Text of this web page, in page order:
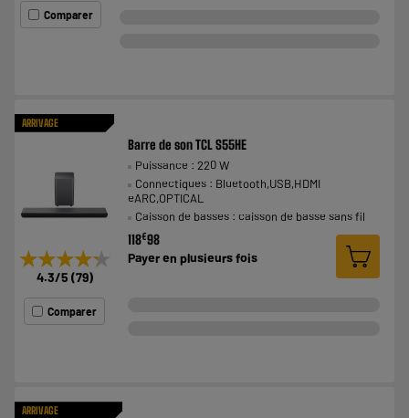
Comparer
ARRIVAGE
★★★★★
★★★★★
4.3/5 (79)
Comparer
Barre de son TCL S55HE
Puissance : 220 W
Connectiques : Bluetooth,USB,HDMI
eARC,OPTICAL
Caisson de basses : caisson de basse sans fil
118€98
Payer enplusieurs fois
ARRIVAGE